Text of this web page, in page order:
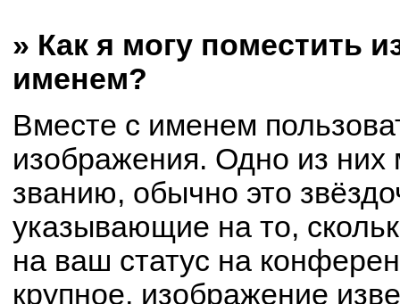
» Как я могу поместить
именем?
Вместе с именем
изображения. Одно из них
званию, обычно это
указывающие на то,
на ваш статус на
крупное, изображение